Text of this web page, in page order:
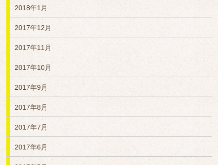
2018年1月
2017年12月
2017年11月
2017年10月
2017年9月
2017年8月
2017年7月
2017年6月